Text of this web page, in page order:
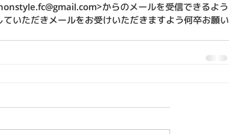
からのメールを受信できるよう
ていただきメールをお受けいただきますよう何卒お願い